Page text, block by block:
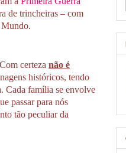
de trincheiras – com
Mundo.
certeza não é
históricos, tendo
Cada família se envolve
passar para nós
tão peculiar da